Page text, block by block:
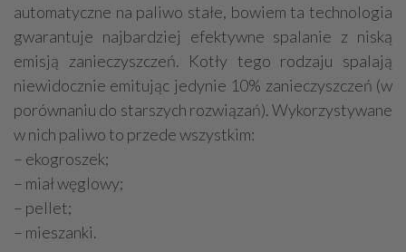
automatyczne na paliwo stałe, bowiem ta technologia
gwarantuje najbardziej efektywne spalanie z niską
emisją zanieczyszczeń. Kotły tego rodzaju spalają
niewidocznie emitując jedynie 10% zanieczyszczeń (w
porównaniu do starszych rozwiązań). Wykorzystywane
w nich paliwo to przede wszystkim:
– ekogroszek;
– miał węglowy;
– pellet;
– mieszanki.